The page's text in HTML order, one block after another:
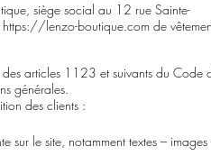
siège social au 12 rue Sainte-
https://lenzo-boutique.com de
articles 1123 et suivants du Code
générales.
des clients :
sur le site, notamment textes – images